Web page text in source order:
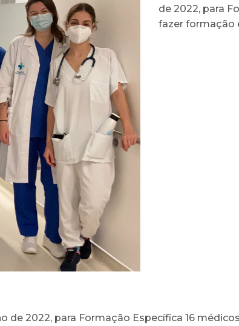
de 2022, para
fazer formação
de 2022, para Formação Específica 16